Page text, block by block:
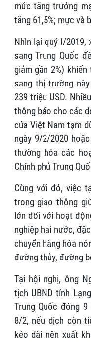
mức tăng trưởng
tăng 61,5%; mực và
Nhìn lại quý I/2019,
sang Trung Quốc
giảm gần 2%)
sang thị trường
239 triệu USD.
thông báo cho các
của Việt Nam tạm
ngày 9/2/2020
thường hóa các
Chính phủ Trung
Cùng với đó, việc
trong giao thông
lớn đối với hoạt
nghiệp hai nước,
chuyển hàng hóa
đường thủy, đường
Tại hội nghị, ông
tịch UBND tỉnh
Trung Quốc đóng
8/2, nếu dịch còn
kéo dài nên xuất